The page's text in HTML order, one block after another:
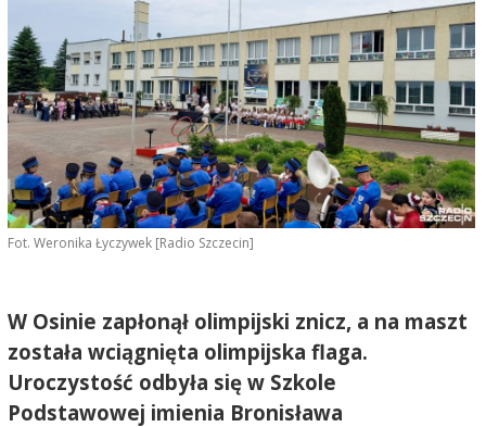
Fot. Weronika Łyczywek [Radio Szczecin]
W Osinie zapłonął olimpijski znicz, a na maszt
została wciągnięta olimpijska flaga.
Uroczystość odbyła się w Szkole
Podstawowej imienia Bronisława